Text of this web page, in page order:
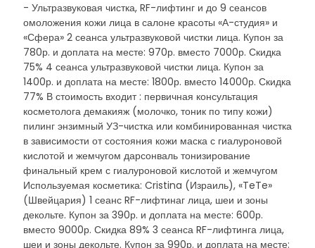
- Ультразвуковая чистка, RF-лифтинг и до 9 сеансов
омоложения кожи лица в салоне красоты «А-студия» и
«Сфера» 2 сеанса ультразвуковой чистки лица. Купон за
780р. и доплата на месте: 970р. вместо 7000р. Скидка
75% 4 сеанса ультразвуковой чистки лица. Купон за
1400р. и доплата на месте: 1800р. вместо 14000р. Скидка
77% В стоимость входит : первичная консультация
косметолога демакияж (молочко, тоник по типу кожи)
пилинг энзимный УЗ-чистка или комбинированная чистка
в зависимости от состояния кожи маска с гиалуроновой
кислотой и жемчугом дарсонваль тонизирование
финальный крем с гиалуроновой кислотой и жемчугом
Используемая косметика: Cristina (Израиль), «TeTe»
(Швейцария) 1 сеанс RF-лифтинаг лица, шеи и зоны
декольте. Купон за 390р. и доплата на месте: 600р.
вместо 9000р. Скидка 89% 3 сеанса RF-лифтинга лица,
шеи и зоны декольте. Купон за 990р. и доплата на месте: